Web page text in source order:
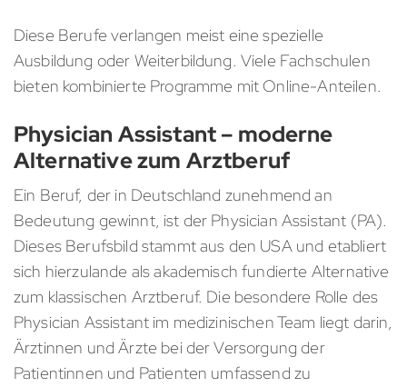
Diese Berufe verlangen meist eine spezielle
Ausbildung oder Weiterbildung. Viele Fachschulen
bieten kombinierte Programme mit Online-Anteilen.
Physician Assistant – moderne
Alternative zum Arztberuf
Ein Beruf, der in Deutschland zunehmend an
Bedeutung gewinnt, ist der Physician Assistant (PA).
Dieses Berufsbild stammt aus den USA und etabliert
sich hierzulande als akademisch fundierte Alternative
zum klassischen Arztberuf. Die besondere Rolle des
Physician Assistant im medizinischen Team liegt darin,
Ärztinnen und Ärzte bei der Versorgung der
Patientinnen und Patienten umfassend zu